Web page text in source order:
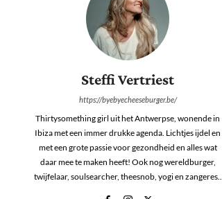
Steffi Vertriest
https://byebyecheeseburger.be/
Thirtysomething girl uit het Antwerpse, wonende in
Ibiza met een immer drukke agenda. Lichtjes ijdel en
met een grote passie voor gezondheid en alles wat
daar mee te maken heeft! Ook nog wereldburger,
twijfelaar, soulsearcher, theesnob, yogi en zangeres..